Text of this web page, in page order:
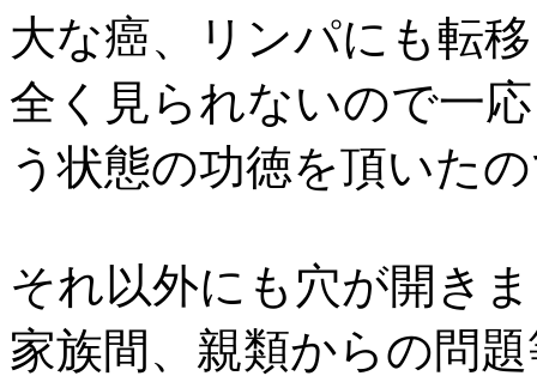
大な癌、リンパにも転
全く見られないので一
う状態の功徳を頂いた
それ以外にも穴が開き
家族間、親類からの問